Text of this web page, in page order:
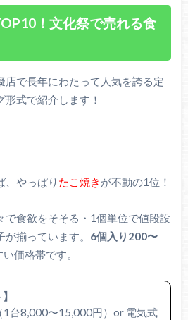
！文化祭で売れる食
店で長年にわたって人気を誇る定
式で紹介します！
、やっぱり たこ焼き が不動の1位！
で食欲をそそる・1個単位で値段設
揃っています。 6個入り200〜
価格帯です。
1台8,000〜15,000円）or 電気式